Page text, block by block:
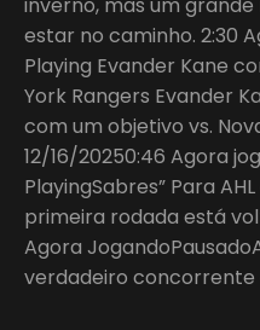
estar no caminho. 2:30
Playing Evander Kane
York Rangers Evander
com um objetivo vs.
12/16/20250:46 Agora
PlayingSabres” Para
primeira rodada está
Agora
verdadeiro concorrente